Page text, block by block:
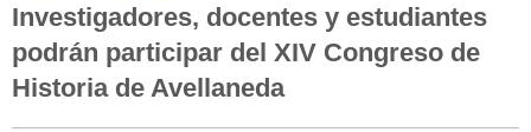
Investigadores, docentes y estudiantes
podrán participar del XIV Congreso de
Historia de Avellaneda